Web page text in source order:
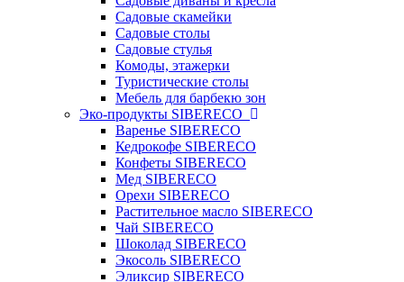
Садовые скамейки
Садовые столы
Садовые стулья
Комоды, этажерки
Туристические столы
Мебель для барбекю зон
Эко-продукты SIBERECO
Варенье SIBERECO
Кедрокофе SIBERECO
Конфеты SIBERECO
Мед SIBERECO
Орехи SIBERECO
Растительное масло SIBERECO
Чай SIBERECO
Шоколад SIBERECO
Экосоль SIBERECO
Эликсир SIBERECO